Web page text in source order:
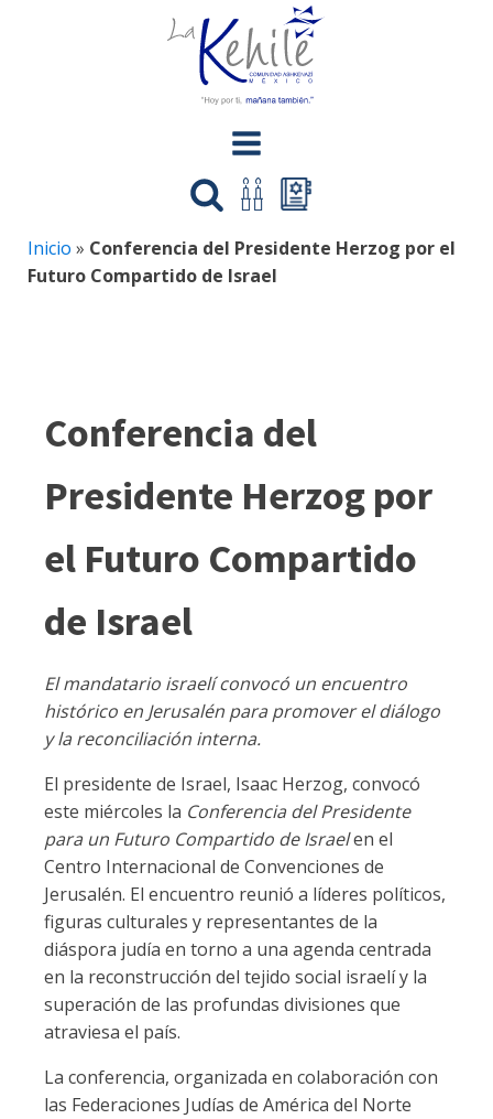
Inicio » Conferencia del Presidente Herzog por el
Futuro Compartido de Israel
Conferencia del
Presidente Herzog por
el Futuro Compartido
de Israel
El mandatario israelí convocó un encuentro
histórico en Jerusalén para promover el diálogo
y la reconciliación interna.
El presidente de Israel, Isaac Herzog, convocó
este miércoles la Conferencia del Presidente
para un Futuro Compartido de Israelen el
Centro Internacional de Convenciones de
Jerusalén. El encuentro reunió a líderes políticos,
figuras culturales y representantes de la
diáspora judía en torno a una agenda centrada
en la reconstrucción del tejido social israelí y la
superación de las profundas divisiones que
atraviesa el país.
La conferencia, organizada en colaboración con
las Federaciones Judías de América del Norte